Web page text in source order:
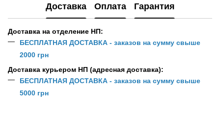
Доставка Оплата Гарантия
Доставка на отделение НП:
БЕСПЛАТНАЯ ДОСТАВКА - заказов на сумму свыше
2000 грн
Доставка курьером НП (адресная доставка):
БЕСПЛАТНАЯ ДОСТАВКА - заказов на сумму свыше
5000 грн